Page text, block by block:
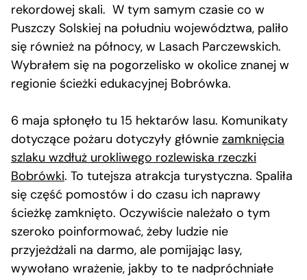
rekordowej skali. W tym samym czasie co w
Puszczy Solskiej na południu województwa, paliło
się również na północy, w Lasach Parczewskich.
Wybrałem się na pogorzelisko w okolice znanej w
regionie ścieżki edukacyjnej Bobrówka.
6 maja spłonęło tu 15 hektarów lasu. Komunikaty
dotyczące pożaru dotyczyły głównie zamknięcia
szlaku wzdłuż urokliwego rozlewiska rzeczki
Bobrówki. To tutejsza atrakcja turystyczna. Spaliła
się część pomostów i do czasu ich naprawy
ścieżkę zamknięto. Oczywiście należało o tym
szeroko poinformować, żeby ludzie nie
przyjeżdżali na darmo, ale pomijając lasy,
wywołano wrażenie, jakby to te nadpróchniałe